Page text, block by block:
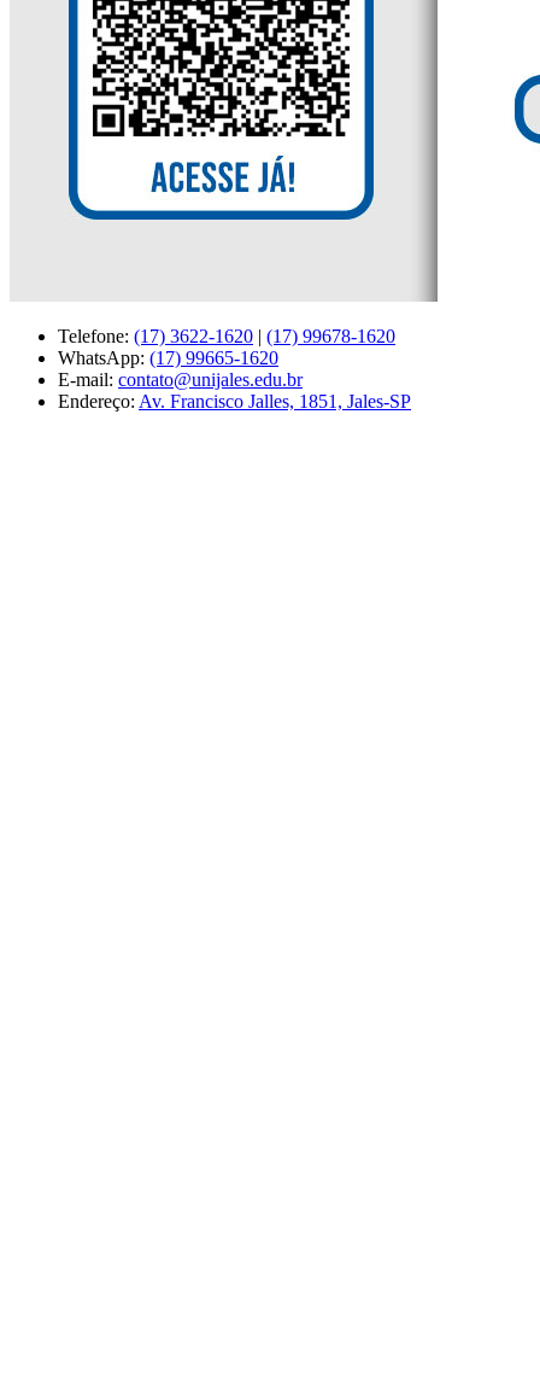
Telefone: (17) 3622-1620 | (17) 99678-1620
WhatsApp: (17) 99665-1620
E-mail: contato@unijales.edu.br
Endereço: Av. Francisco Jalles, 1851, Jales-SP